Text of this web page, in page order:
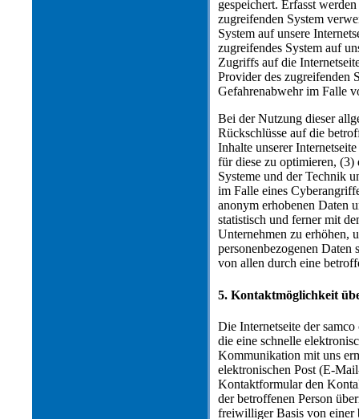
gespeichert. Erfasst
zugreifenden System
System auf unsere
zugreifendes System auf
Zugriffs auf die
Provider des zugreifenden
Gefahrenabwehr im Falle
Bei der Nutzung dieser
Rückschlüsse auf die
Inhalte unserer
für diese zu optimieren,
Systeme und der Technik
im Falle eines
anonym erhobenen Daten
statistisch und ferner mit
Unternehmen zu erhöhen,
personenbezogenen
von allen durch eine
5. Kontaktmöglichkeit
Die Internetseite der
die eine schnelle
Kommunikation mit uns
elektronischen Post (E-
Kontaktformular den
der betroffenen Person
freiwilliger Basis von einer